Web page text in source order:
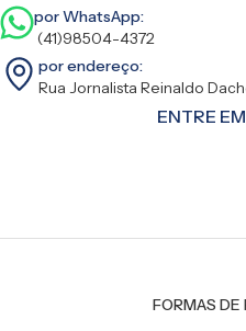
por WhatsApp:
(41)98504-4372
por endereço:
Rua Jornalista Reinaldo
ENTRE
FORMAS DE